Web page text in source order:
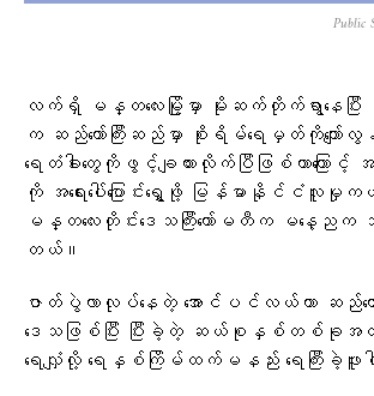
Public
လက်ရှိ မန္တလေးမြို့မှာ မိုးဆက်တိုက်ရွာနေပ
က ဆည်တော်ကြီးဆည်မှာ စိုးရိမ်ရေမှတ်ကိုကျော်လွန်
ရေတံခါးတွေကိုဖွင့်ချထားလိုက်ပြီဖြစ်တာကြောင့် အနီ
ကို အရေးပေါ်ပြောင်းရွှေ့ဖို့ မြန်မာနိုင်ငံလူ
မန္တလေးတိုင်းဒေသကြီးကော်မတီက မနေ့ညက
တယ်။
ဇာတ်ပွဲလာလုပ်နေတဲ့ အောင်ပင်လယ်ဟာ ဆည်တော်
ဒေသဖြစ်ပြီး ပြီးခဲ့တဲ့ ဆယ်စုနှစ်တစ်ခုအတွင်
ရေလျှံလို့ ရေနှစ်ကြိမ်ထက်မနည်း ရေကြီးခဲ့ဖူးပ